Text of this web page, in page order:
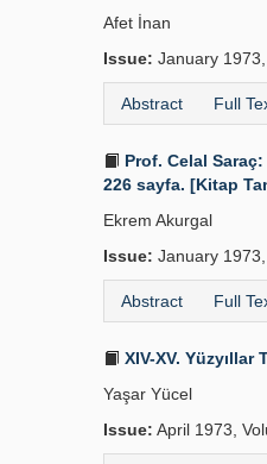
Afet İnan
Issue: January
Abstract Full
Prof. Celal
226 sayfa. [Kitap
Ekrem Akurgal
Issue: January
Abstract Full
XIV-XV. Yüzyıllar
Yaşar Yücel
Issue: April 1973,